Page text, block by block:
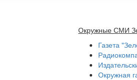
Окружные СМИ
Газета
Окружная